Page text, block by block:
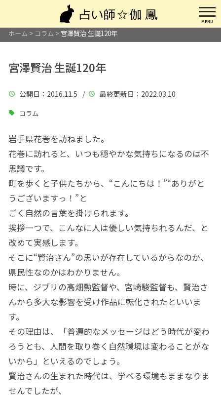
MENU
ホーム > コラム > 宮澤賢治 生誕120年
宮澤賢治 生誕120年
公開日 ：2016.11.5 / 最終更新日 ：2022.03.10
コラム
岩手県花巻を訪ねました。
花巻に訪れると、いつも穏やかな気持ちになるのは不
思議です。
町を歩くと子供たちから、“こんにちは！”“ありがと
うございますっ！”と
ごく自然の言葉を掛けられます。
挨拶一つで、こんなに人は優しい気持ちれるんだ、と
改めて実感します。
そこに“賢治さん”の思いが存在しているからなのか、
県民性なのかはわかりません。
時に、ジブリの高畑勲監督や、宮崎駿監督も、賢治さ
んから多大な影響を受け作品に転化されたといいま
す。
その理由は、「普遍的なメッセージはどう時代が変わ
ろうとも、人間を取り巻く自然環境は変わることがな
いから」といえるのでしょう。
賢治さんの生まれた時代は、学べる環境もままなりま
せんでしたが、